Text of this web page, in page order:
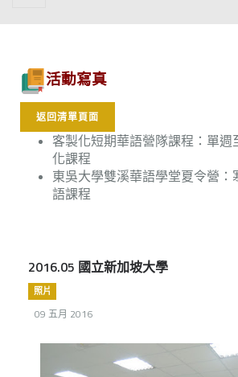
活動寫真
返回清單頁面
客製化短期華語營隊課程：單週
化課程
東吳大學雙溪華語學堂夏令營
語課程
2016.05 國立新加坡大學
照片
09 五月 2016